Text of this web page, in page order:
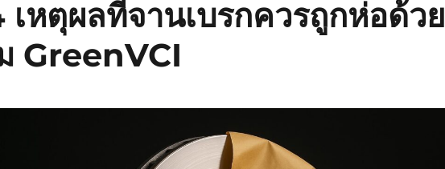
หตุผลที่จานเบรกควรถูกห่อด้วย
GreenVCI